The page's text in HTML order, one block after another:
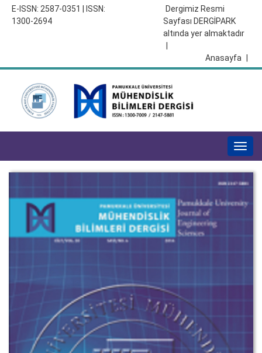
E-ISSN: 2587-0351 | ISSN:
1300-2694
Dergimiz Resmi
Sayfası DERGİPARK
altında yer almaktadır
Anasayfa